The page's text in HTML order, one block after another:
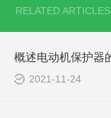
RELATED ARTICLES
2021-11-24